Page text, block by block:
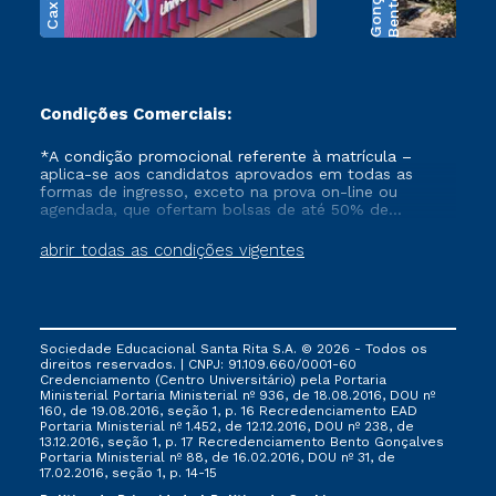
B
e
n
t
o
G
o
n
ç
a
l
v
e
Condições Comerciais:
abrir todas as condições vigentes
*A condição promocional referente à matrícula –
aplica-se aos candidatos aprovados em todas as
formas de ingresso, exceto na prova on-line ou
agendada, que ofertam bolsas de até 50% de
que ainda não tenham efetivado e/ou não tenham
cancelado ou trancado sua matrícula em uma das
FIES, Prouni e outros programas governamentais, e
não se acumula com nenhuma outra campanha
ofertada pela Instituição.
Sociedade Educacional Santa Rita S.A. © 2026 - Todos os
direitos reservados. | CNPJ: 91.109.660/0001-60
Credenciamento (Centro Universitário) pela Portaria
Ministerial Portaria Ministerial nº 936, de 18.08.2016, DOU nº
160, de 19.08.2016, seção 1, p. 16 Recredenciamento EAD
Portaria Ministerial nº 1.452, de 12.12.2016, DOU nº 238, de
13.12.2016, seção 1, p. 17 Recredenciamento Bento Gonçalves
Portaria Ministerial nº 88, de 16.02.2016, DOU nº 31, de
17.02.2016, seção 1, p. 14-15